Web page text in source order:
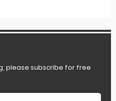
please subscribe for free